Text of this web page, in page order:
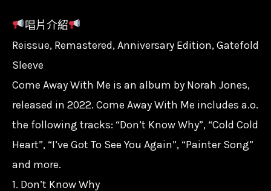
Norah
Jones-
遠
走
高
飛
Come
唱片介紹
Reissue, Remastered, Anniversary Edition, Gatefold
Sleeve
Come Away With Me is an album by Norah Jones,
released in 2022. Come Away With Me includes a.o.
the following tracks: “Don’t Know Why”, “Cold Cold
Heart”, “I’ve Got To See You Again”, “Painter Song”
and more.
1. Don’t Know Why